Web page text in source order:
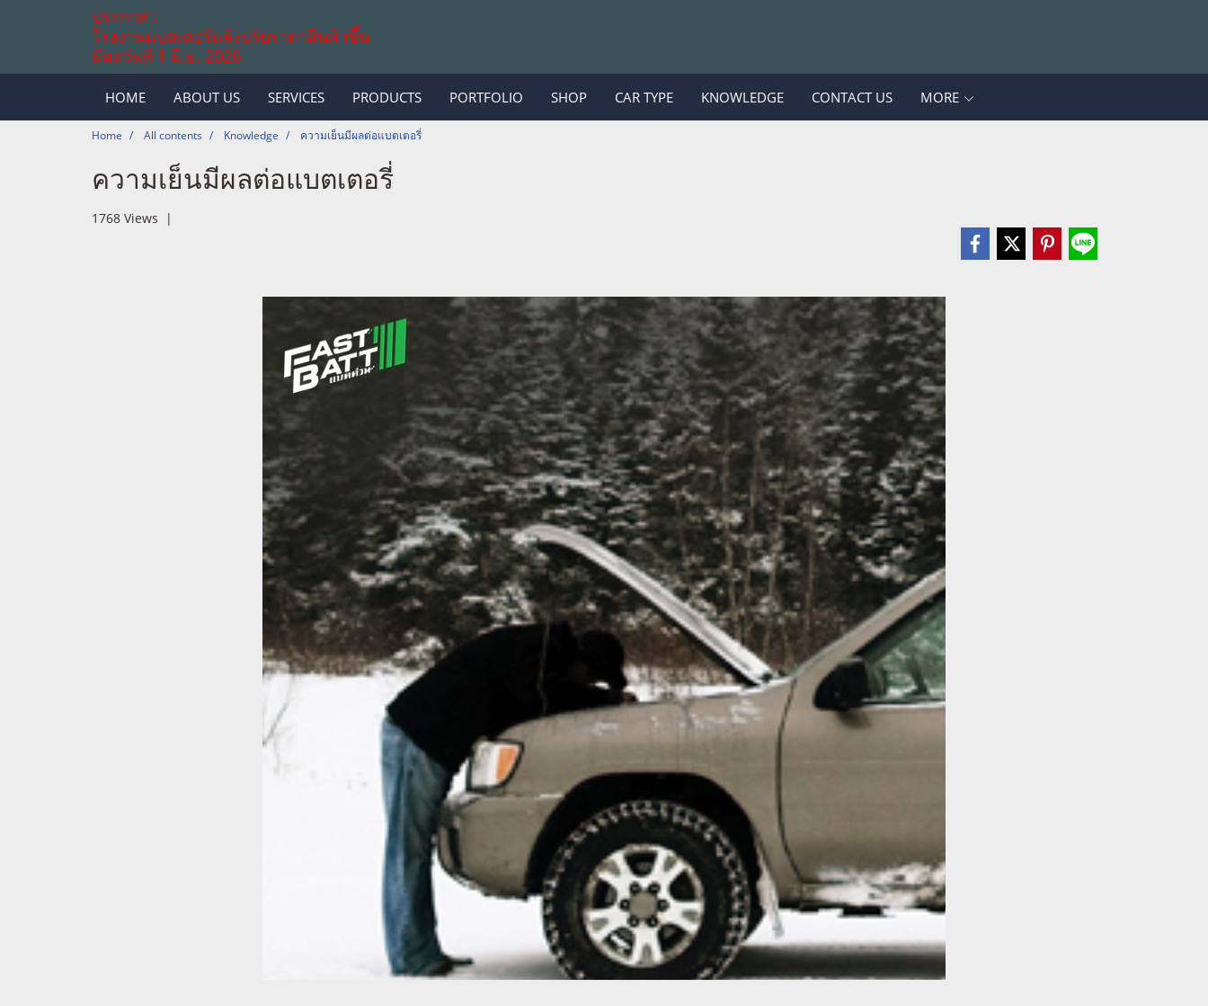
ประกาศ :
โรงงานแบตเตอรี่แจ้งปรับราคาสินค้าขึ้น
มีผลวันที่ 1 มิ.ย. 2026
HOME ABOUT US SERVICES PRODUCTS PORTFOLIO SHOP CAR TYPE KNOWLEDGE CONTACT US MORE
Home All contents Knowledge ความเย็นมีผลต่อแบตเตอรี่
ความเย็นมีผลต่อแบตเตอรี่
1768 Views |